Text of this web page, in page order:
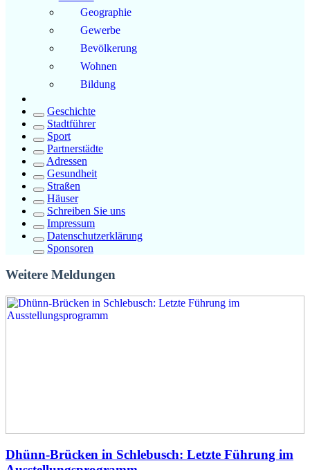
Geographie
Gewerbe
Bevölkerung
Wohnen
Bildung
Geschichte
Stadtführer
Sport
Partnerstädte
Adressen
Gesundheit
Straßen
Häuser
Schreiben Sie uns
Impressum
Datenschutzerklärung
Sponsoren
Weitere Meldungen
Dhünn-Brücken in Schlebusch: Letzte Führung im